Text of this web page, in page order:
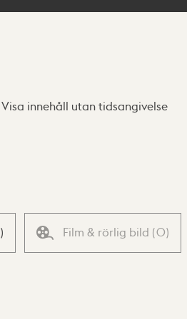
Visa innehåll utan tidsangivelse
) Film & rörlig bild (0)